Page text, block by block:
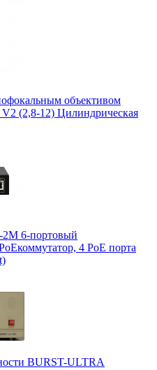
объективом
(2,8-12) Цилиндрическая
6-портовый
4 PoE порта
BURST-ULTRA